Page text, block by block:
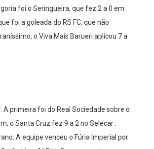
foi o Seringueira, que fez 2 a 0 em
foi a goleada do RS FC, que não
o Viva Mais Barueri aplicou 7 a
primeira foi do Real Sociedade sobre o
o Santa Cruz fez 9 a 2 no Selecar .
A equipe venceu o Fúria Imperial por